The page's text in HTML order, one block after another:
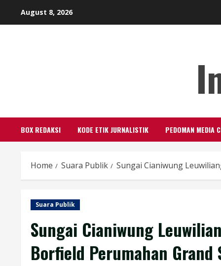
August 8, 2026
BOX REDAKSI KODE ETIK JURNALISTIK PEDOMAN MEDIA
Home Suara Publik Sungai Cianiwung
Suara Publik
Sungai Cianiwung
Borfield Perumahan Grand